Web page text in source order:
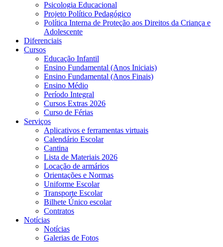
Psicologia Educacional
Projeto Político Pedagógico
Política Interna de Proteção aos Direitos da Criança e
Adolescente
Diferenciais
Cursos
Educação Infantil
Ensino Fundamental (Anos Iniciais)
Ensino Fundamental (Anos Finais)
Ensino Médio
Período Integral
Cursos Extras 2026
Curso de Férias
Serviços
Aplicativos e ferramentas virtuais
Calendário Escolar
Cantina
Lista de Materiais 2026
Locação de armários
Orientações e Normas
Uniforme Escolar
Transporte Escolar
Bilhete Único escolar
Contratos
Notícias
Notícias
Galerias de Fotos